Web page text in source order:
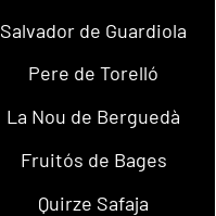
Salvador de Guardiola
Pere de Torelló
La Nou de Berguedà
Fruitós de Bages
Quirze Safaja